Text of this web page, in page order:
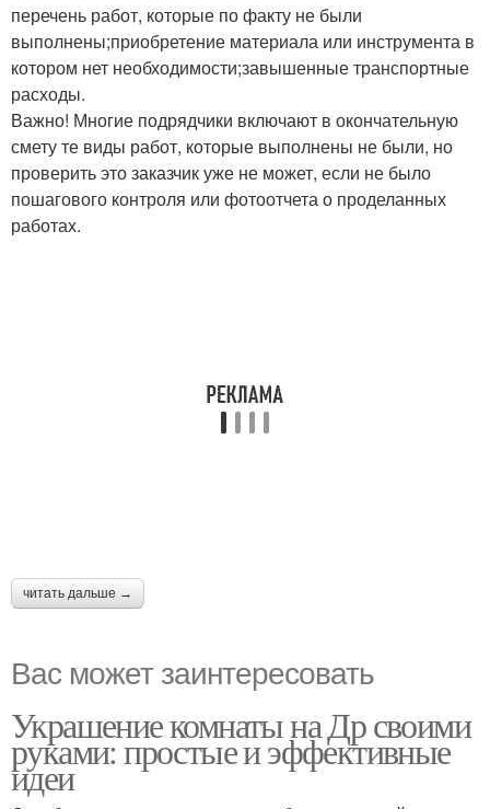
перечень работ, которые по факту не были
выполнены;приобретение материала или инструмента в
котором нет необходимости;завышенные транспортные
расходы.
Важно! Многие подрядчики включают в окончательную
смету те виды работ, которые выполнены не были, но
проверить это заказчик уже не может, если не было
пошагового контроля или фотоотчета о проделанных
работах.
читать дальше →
Вас может заинтересовать
Украшение комнаты на Др своими
руками: простые и эффективные
идеи